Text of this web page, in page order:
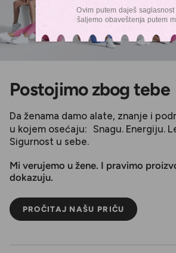
Postojimo zbog tebe
Da ženama damo alate, znanje i
u kojem osećaju: Snagu. Energiju.
Sigurnost u sebe.
Mi verujemo u žene. I pravimo
dokazuju.
PROČITAJ NAŠU PRIČU
Ovim putem daješ saglasnost
šaljemo obaveštenja putem